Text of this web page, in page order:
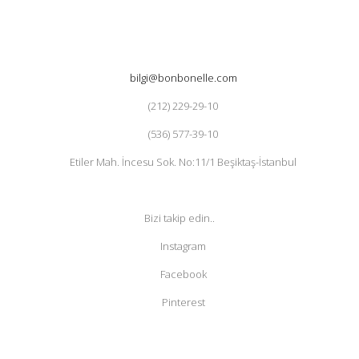
bilgi@bonbonelle.com
(212) 229-29-10
(536) 577-39-10
Etiler Mah. İncesu Sok. No:11/1 Beşiktaş-İstanbul
Bizi takip edin..
Instagram
Facebook
Pinterest